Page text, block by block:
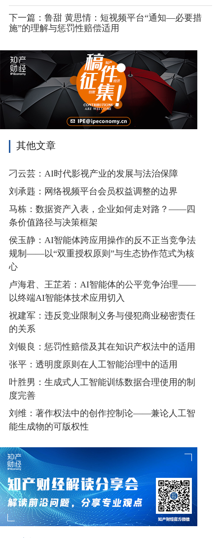
下一篇：鲁甜 黄思情：短视频平台“通知—必要措
施”的理解与惩罚性赔偿适用
其他文章
刁云芸：AI时代影视产业的发展与法治保障
刘承韪：网络视频平台会员权益调整的边界
马栋：数据资产入表，企业如何走对路？——四
条价值路径与决策框架
侯玉静：AI智能体跨应用操作的反不正当竞争法
规制——以“双重授权原则”与生态协作范式为核
心
卢海君、王芷若：AI智能体的公平竞争治理——
以终端AI智能体技术应用切入
祝建军：违反竞业限制义务与侵犯商业秘密责任
的关系
刘银良：惩罚性赔偿及其在知识产权法中的适用
张平：透明度原则在人工智能治理中的适用
叶胜男：生成式人工智能训练数据合理使用的制
度完善
刘维：著作权法中的创作控制论——兼论人工智
能生成物的可版权性